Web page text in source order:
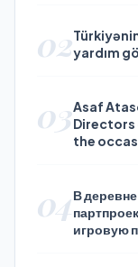
02yardım
03Asaf
Directors
the
04В
игровую